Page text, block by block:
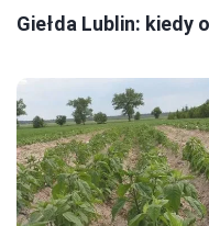
Giełda Lublin: